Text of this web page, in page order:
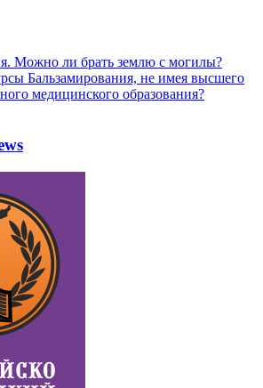
Можно ли брать землю с могилы?
Бальзамирования, не имея высшего
медицинского образования?